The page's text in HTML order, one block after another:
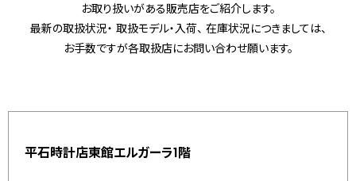
お取り扱いがある販売店をご紹介します。
最新の取扱状況・ 取扱モデル・入荷、 在庫状況につきましては、
お手数ですが各取扱店にお問い合わせ願います。
平石時計店東館エルガーラ1階